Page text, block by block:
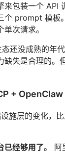
来包装一个 API
个 prompt 模板
次请求。
还没成熟的年
缺失是合理的。
+ OpenClaw
施层的变化，
经够用了。
阿